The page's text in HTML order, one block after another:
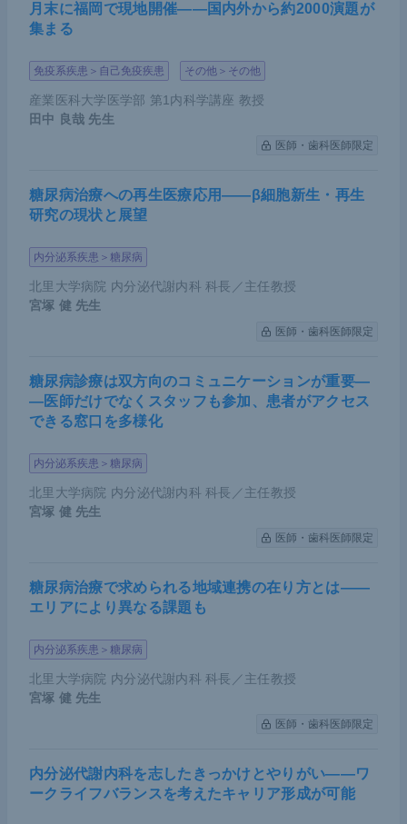
月末に福岡で現地開催――国内外から約2000演題が
集まる
免疫系疾患＞自己免疫疾患 その他＞その他
産業医科大学医学部 第1内科学講座 教授
田中 良哉 先生
医師・歯科医師限定
糖尿病治療への再生医療応用――β細胞新生・再生
研究の現状と展望
内分泌系疾患＞糖尿病
北里大学病院 内分泌代謝内科 科長／主任教授
宮塚 健 先生
医師・歯科医師限定
糖尿病診療は双方向のコミュニケーションが重要―
―医師だけでなくスタッフも参加、患者がアクセス
できる窓口を多様化
内分泌系疾患＞糖尿病
北里大学病院 内分泌代謝内科 科長／主任教授
宮塚 健 先生
医師・歯科医師限定
糖尿病治療で求められる地域連携の在り方とは――
エリアにより異なる課題も
内分泌系疾患＞糖尿病
北里大学病院 内分泌代謝内科 科長／主任教授
宮塚 健 先生
医師・歯科医師限定
内分泌代謝内科を志したきっかけとやりがい――ワ
ークライフバランスを考えたキャリア形成が可能